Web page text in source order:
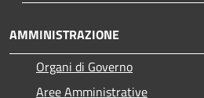
AMMINISTRAZIONE
Organi di Governo
Aree Amministrative